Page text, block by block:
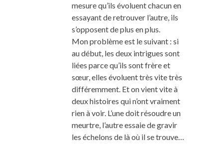
mesure qu’ils évoluent chacun en
essayant de retrouver l’autre, ils
s’opposent de plus en plus.
Mon problème est le suivant : si
au début, les deux intrigues sont
liées parce qu’ils sont frère et
sœur, elles évoluent très vite très
différemment. Et on vient vite à
deux histoires qui n’ont vraiment
rien à voir. L’une doit résoudre un
meurtre, l’autre essaie de gravir
les échelons de là où il se trouve…